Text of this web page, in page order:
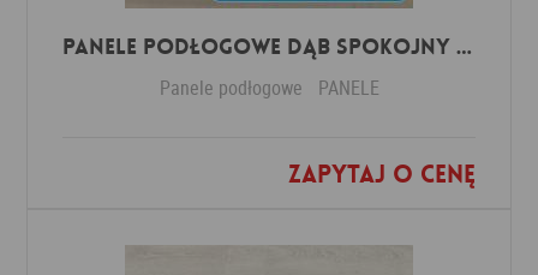
Panele Podłogowe Dąb Spokojny Jasny IMU1854 AC5 12 mm
Panele podłogowe PANELE
Zapytaj o cenę
Dodaj do ulubionych